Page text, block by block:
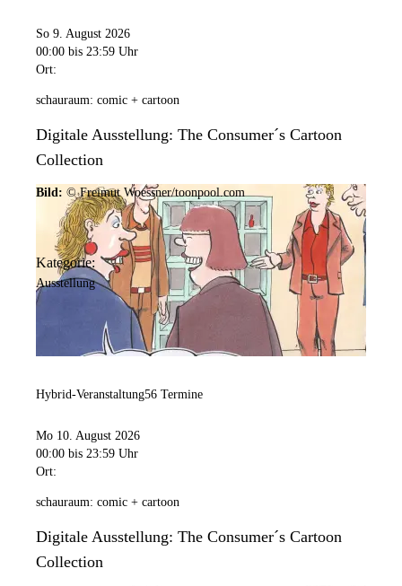
So 9. August 2026
00:00 bis 23:59 Uhr
Ort:
schauraum: comic + cartoon
Digitale Ausstellung: The Consumer´s Cartoon
Collection
Bild: © Freimut Woessner/toonpool.com
Kategorie:
Ausstellung
Hybrid-Veranstaltung56 Termine
Mo 10. August 2026
00:00 bis 23:59 Uhr
Ort:
schauraum: comic + cartoon
Digitale Ausstellung: The Consumer´s Cartoon
Collection